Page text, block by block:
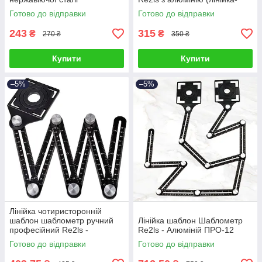
Готово до відправки
243 ₴ 270 ₴
Купити
шаблон)
Готово до відправки
315 ₴ 350 ₴
Купити
–5%
Лінійка чотиристоронній
шаблон шаблометр ручний
професійний Re2ls -
Алюміній ПРО+
Готово до відправки
–5%
Лінійка шаблон Шаблометр
Re2ls - Алюміній ПРО-12
Готово до відправки